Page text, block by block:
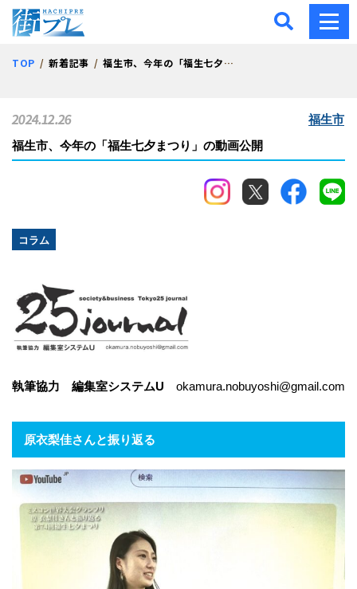
街プレ -東京・西多摩の
TOP 新着記事 福生市、今年の「福生七夕まつり」の動画公開
福生市、今年の「福生七夕まつり」の動画公開
コラム
2024.12.26 福生市
執筆協力 編集室システムU okamura.nobuyoshi@gmail.com
原衣梨佳さんと振り返る